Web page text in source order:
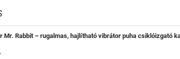
Mr. Rabbit – rugalmas, hajlítható vibrátor puha csiklóizgató